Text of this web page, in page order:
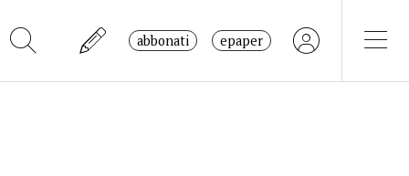
abbonati epaper